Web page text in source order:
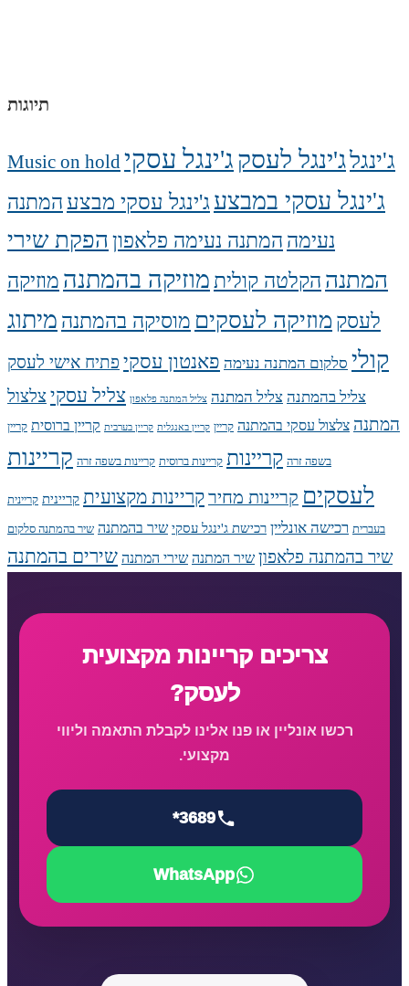
תיוגות
Music on hold ג'ינגלג'ינגל לעסקג'ינגל עסקי
ג'ינגל עסקי במבצעג'ינגל עסקי מבצעהמתנה
נעימה המתנה נעימה פלאפון הפקת שירי
המתנה הקלטה קוליתמוזיקה בהמתנה מוזיקה
לעסק מוזיקה לעסקים מוסיקה בהמתנה מיתוג
קולי סלקום המתנה נעימה פאנטון עסקי פתיח אישי לעסק
צליל בהמתנה צליל המתנה צליל המתנה פלאפון צליל עסקיצלצול
המתנה צלצול עסקי בהמתנה קריין קריין באנגלית קריין בערבית קריין ברוסית קריין
בשפה זרה קריינות קריינות ברוסית קריינות בשפה זרה קריינות
לעסקים קריינות מחירקריינות מקצועית קריינית קריינית
בעברית רכישה אונליין רכישת ג'ינגל עסקי שיר בהמתנה שיר בהמתנה סלקום
שיר בהמתנה פלאפון שיר המתנה שירי המתנה שירים בהמתנה
צריכים קריינות מקצועית
לעסק?
רכשו אונליין או פנו אלינו לקבלת התאמה וליווי
מקצועי.
*3689
WhatsApp